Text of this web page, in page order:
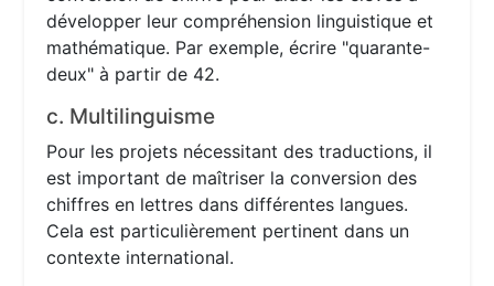
développer leur compréhension linguistique et
mathématique. Par exemple, écrire "quarante-
deux" à partir de 42.
c. Multilinguisme
Pour les projets nécessitant des traductions, il
est important de maîtriser la conversion des
chiffres en lettres dans différentes langues.
Cela est particulièrement pertinent dans un
contexte international.